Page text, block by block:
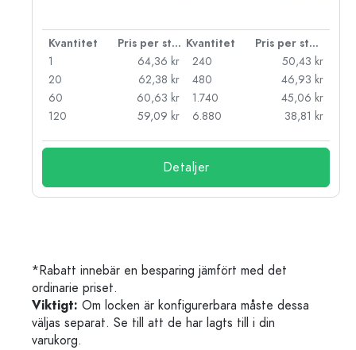
Kvantitet Pris per styck Kvantitet
Pris per styck
1
64,36 kr
20
62,38 kr
60
60,63 kr
120
59,09 kr
240
50,43 kr
480
46,93 kr
1.740
45,06 kr
6.880
38,81 kr
Detaljer
*Rabatt innebär en besparing jämfört med det
ordinarie priset.
Viktigt: Om locken är konfigurerbara måste dessa
väljas separat. Se till att de har lagts till i din
varukorg.